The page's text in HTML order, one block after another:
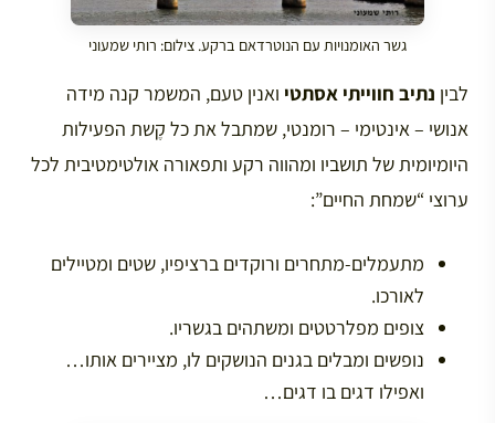
גשר האומנויות עם הנוטרדאם ברקע. צילום: רותי שמעוני
לבין נתיב חווייתי אסתטי ואנין טעם, המשמר קנה מידה
אנושי – אינטימי – רומנטי, שמתבל את כל קֶשת הפעילות
היומיומית של תושביו ומהווה רקע ותפאורה אולטימטיבית לכל
ערוצי “שמחת החיים”:
מתעמלים-מתחרים ורוקדים ברציפיו, שטים ומטיילים
לאורכו.
צופים מפלרטטים ומשתהים בגשריו.
נופשים ומבלים בגנים הנושקים לו, מציירים אותו…
ואפילו דגים בו דגים…